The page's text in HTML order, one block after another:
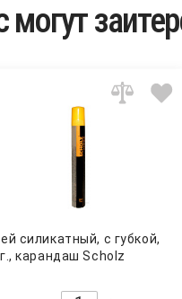
силикатный, с губкой,
карандаш Scholz